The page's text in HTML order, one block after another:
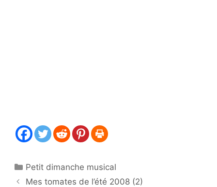
Catégories
Petit dimanche musical
Mes tomates de l’été 2008 (2)